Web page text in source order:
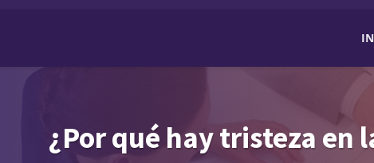
¿Por qué hay tristeza en